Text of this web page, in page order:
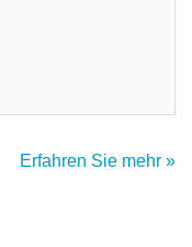
Erfahren Sie mehr »